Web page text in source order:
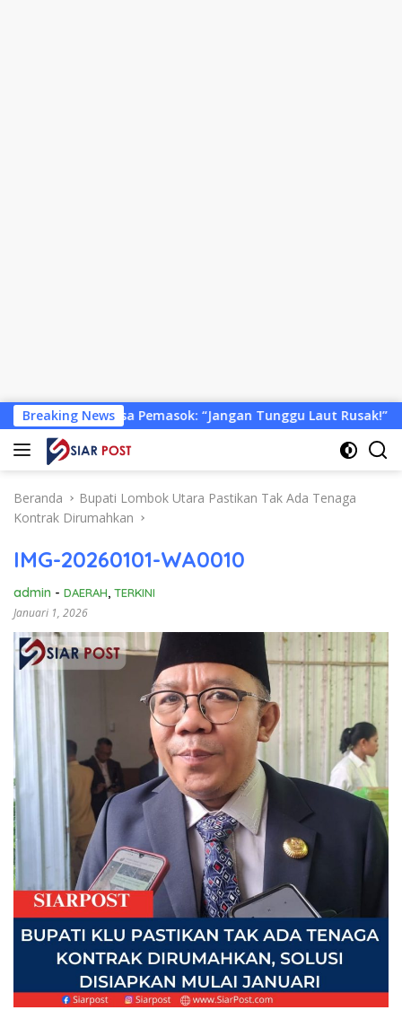
Langsung
ke
konten
Breaking News
Pemasok: “Jangan Tunggu Laut Rusak!”
Beranda
‎Bupati Lombok Utara Pastikan Tak Ada Tenaga
Kontrak Dirumahkan
IMG-20260101-WA0010
admin - DAERAH, TERKINI
Januari 1, 2026